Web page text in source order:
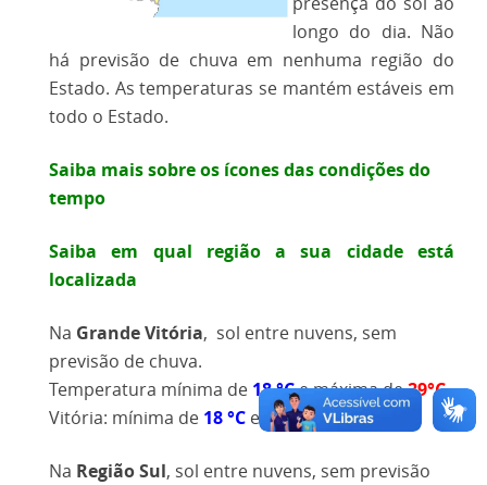
longo do dia. Não
há previsão de chuva em nenhuma região do
Estado. As temperaturas se mantém estáveis em
todo o Estado.
Saiba mais sobre os ícones das condições do
tempo
Saiba em qual região a sua cidade está
localizada
Na Grande Vitória, sol entre nuvens, sem
previsão de chuva.
Temperatura mínima de 18 °Ce máxima de29°C.
Vitória: mínima de 18 °C e máxima de29
Na Região Sul, sol entre nuvens, sem previsão